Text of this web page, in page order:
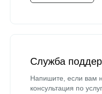
Служба
Напишите, если вам
консультация по